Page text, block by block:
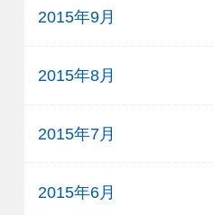
2015年9月
2015年8月
2015年7月
2015年6月